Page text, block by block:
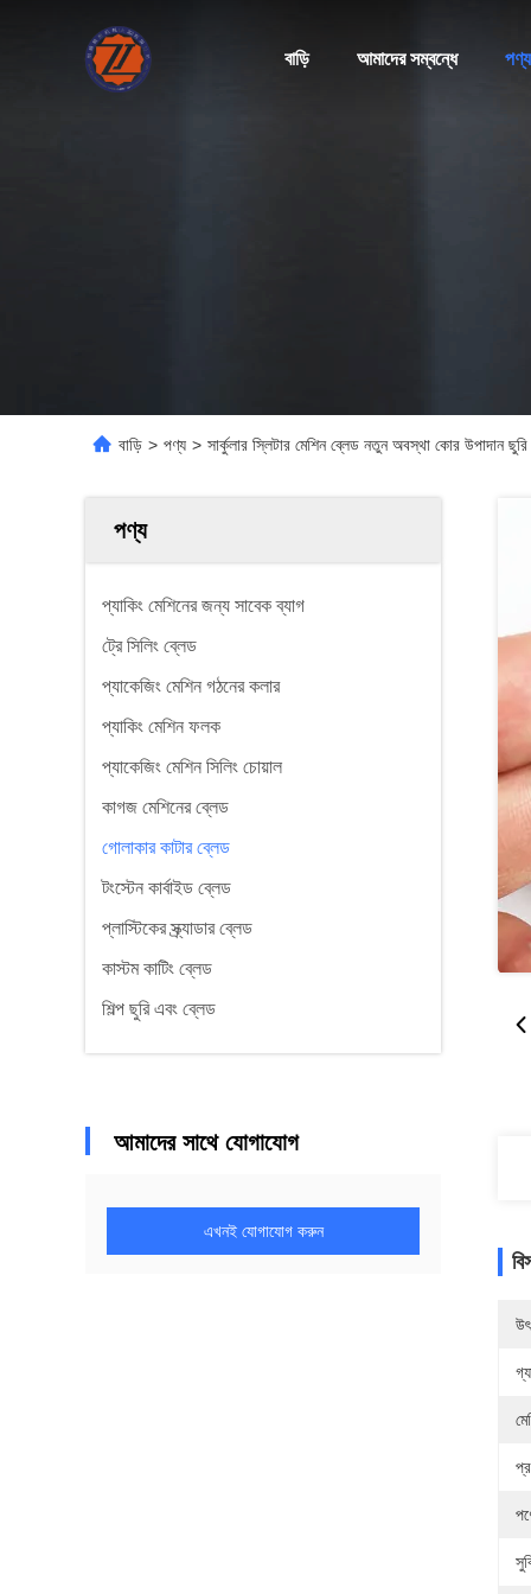
বাড়ি আমাদের সম্বন্ধে পণ্য
বাড়ি > পণ্য > সার্কুলার স্লিটার মেশিন ব্লেড নতুন অবস্থা কোর উপাদান ছুরি
পণ্য
প্যাকিং মেশিনের জন্য সাবেক ব্যাগ
ট্রে সিলিং ব্লেড
প্যাকেজিং মেশিন গঠনের কলার
প্যাকিং মেশিন ফলক
প্যাকেজিং মেশিন সিলিং চোয়াল
কাগজ মেশিনের ব্লেড
গোলাকার কাটার ব্লেড
টংস্টেন কার্বাইড ব্লেড
প্লাস্টিকের স্ক্র্যাডার ব্লেড
কাস্টম কাটিং ব্লেড
শিল্প ছুরি এবং ব্লেড
আমাদের সাথে যোগাযোগ
এখনই যোগাযোগ করুন